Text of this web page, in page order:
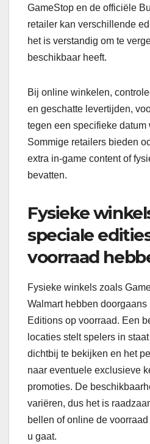
GameStop en de officiële
retailer kan verschillende
het is verstandig om te
beschikbaar heeft.
Bij online winkelen,
en geschatte levertijden,
tegen een specifieke datum
Sommige retailers bieden
extra in-game content of
bevatten.
Fysieke
speciale
voorraad
Fysieke winkels zoals
Walmart hebben doorgaans
Editions op voorraad. Een
locaties stelt spelers in
dichtbij te bekijken en het
naar eventuele exclusieve
promoties. De
variëren, dus het is
bellen of online de
u gaat.